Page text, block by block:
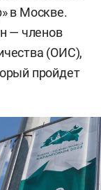
в Москве.
— членов
(ОИС),
пройдет